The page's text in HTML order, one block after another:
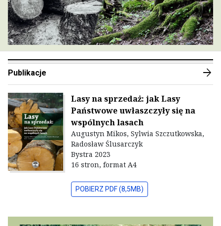
Publikacje arrow_forward
Lasy na sprzedaż: jak Lasy
Państwowe uwłaszczyły się na
wspólnych lasach
Augustyn Mikos, Sylwia Szczutkowska,
Radosław Ślusarczyk
Bystra 2023
16 stron, format A4
POBIERZ PDF (8,5MB)